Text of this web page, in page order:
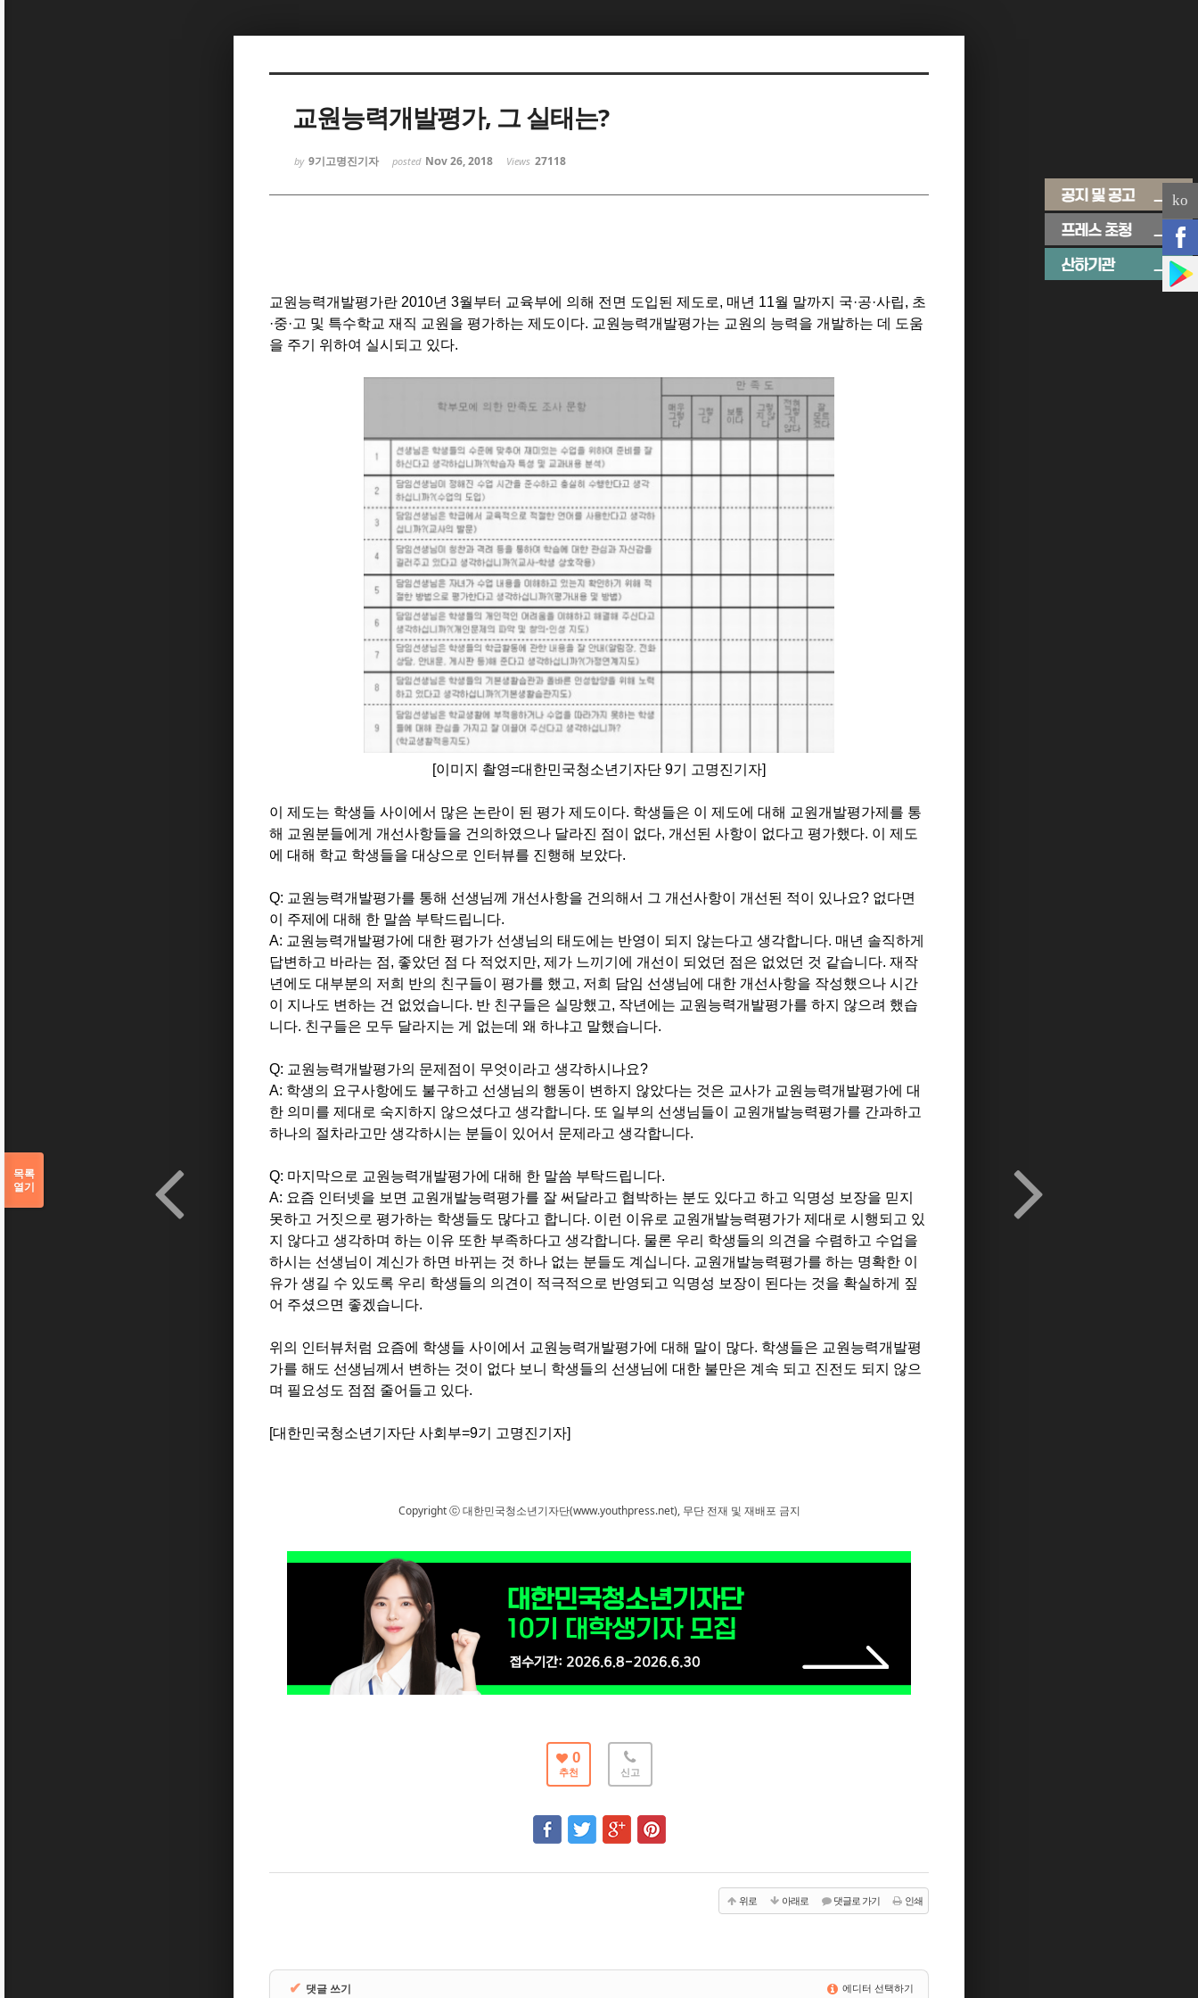
교원능력개발평가, 그 실태는?
by 9기고명진기자 posted Nov 26, 2018 Views 27118
교원능력개발평가란 2010년 3월부터 교육부에 의해 전면 도입된 제도로, 매년 11월 말까지 국·공·사립, 초
·중·고 및 특수학교 재직 교원을 평가하는 제도이다. 교원능력개발평가는 교원의 능력을 개발하는 데 도움
을 주기 위하여 실시되고 있다.
[이미지 촬영=대한민국청소년기자단 9기 고명진기자]
이 제도는 학생들 사이에서 많은 논란이 된 평가 제도이다. 학생들은 이 제도에 대해 교원개발평가제를 통
해 교원분들에게 개선사항들을 건의하였으나 달라진 점이 없다, 개선된 사항이 없다고 평가했다. 이 제도
에 대해 학교 학생들을 대상으로 인터뷰를 진행해 보았다.
Q: 교원능력개발평가를 통해 선생님께 개선사항을 건의해서 그 개선사항이 개선된 적이 있나요? 없다면
이 주제에 대해 한 말씀 부탁드립니다.
A: 교원능력개발평가에 대한 평가가 선생님의 태도에는 반영이 되지 않는다고 생각합니다. 매년 솔직하게
답변하고 바라는 점, 좋았던 점 다 적었지만, 제가 느끼기에 개선이 되었던 점은 없었던 것 같습니다. 재작
년에도 대부분의 저희 반의 친구들이 평가를 했고, 저희 담임 선생님에 대한 개선사항을 작성했으나 시간
이 지나도 변하는 건 없었습니다. 반 친구들은 실망했고, 작년에는 교원능력개발평가를 하지 않으려 했습
니다. 친구들은 모두 달라지는 게 없는데 왜 하냐고 말했습니다.
Q: 교원능력개발평가의 문제점이 무엇이라고 생각하시나요?
A: 학생의 요구사항에도 불구하고 선생님의 행동이 변하지 않았다는 것은 교사가 교원능력개발평가에 대
한 의미를 제대로 숙지하지 않으셨다고 생각합니다. 또 일부의 선생님들이 교원개발능력평가를 간과하고
하나의 절차라고만 생각하시는 분들이 있어서 문제라고 생각합니다.
Q: 마지막으로 교원능력개발평가에 대해 한 말씀 부탁드립니다.
A: 요즘 인터넷을 보면 교원개발능력평가를 잘 써달라고 협박하는 분도 있다고 하고 익명성 보장을 믿지
못하고 거짓으로 평가하는 학생들도 많다고 합니다. 이런 이유로 교원개발능력평가가 제대로 시행되고 있
지 않다고 생각하며 하는 이유 또한 부족하다고 생각합니다. 물론 우리 학생들의 의견을 수렴하고 수업을
하시는 선생님이 계신가 하면 바뀌는 것 하나 없는 분들도 계십니다. 교원개발능력평가를 하는 명확한 이
유가 생길 수 있도록 우리 학생들의 의견이 적극적으로 반영되고 익명성 보장이 된다는 것을 확실하게 짚
어 주셨으면 좋겠습니다.
위의 인터뷰처럼 요즘에 학생들 사이에서 교원능력개발평가에 대해 말이 많다. 학생들은 교원능력개발평
가를 해도 선생님께서 변하는 것이 없다 보니 학생들의 선생님에 대한 불만은 계속 되고 진전도 되지 않으
며 필요성도 점점 줄어들고 있다.
[대한민국청소년기자단 사회부=9기 고명진기자]
Copyright ⓒ 대한민국청소년기자단(www.youthpress.net), 무단 전재 및 재배포 금지
0
추천 신고
위로 아래로 댓글로 가기 인쇄
✔ 댓글 쓰기 에디터 선택하기
목록
열기
ko
Sketchbook5, 스케치북5
Sketchbook5, 스케치북5